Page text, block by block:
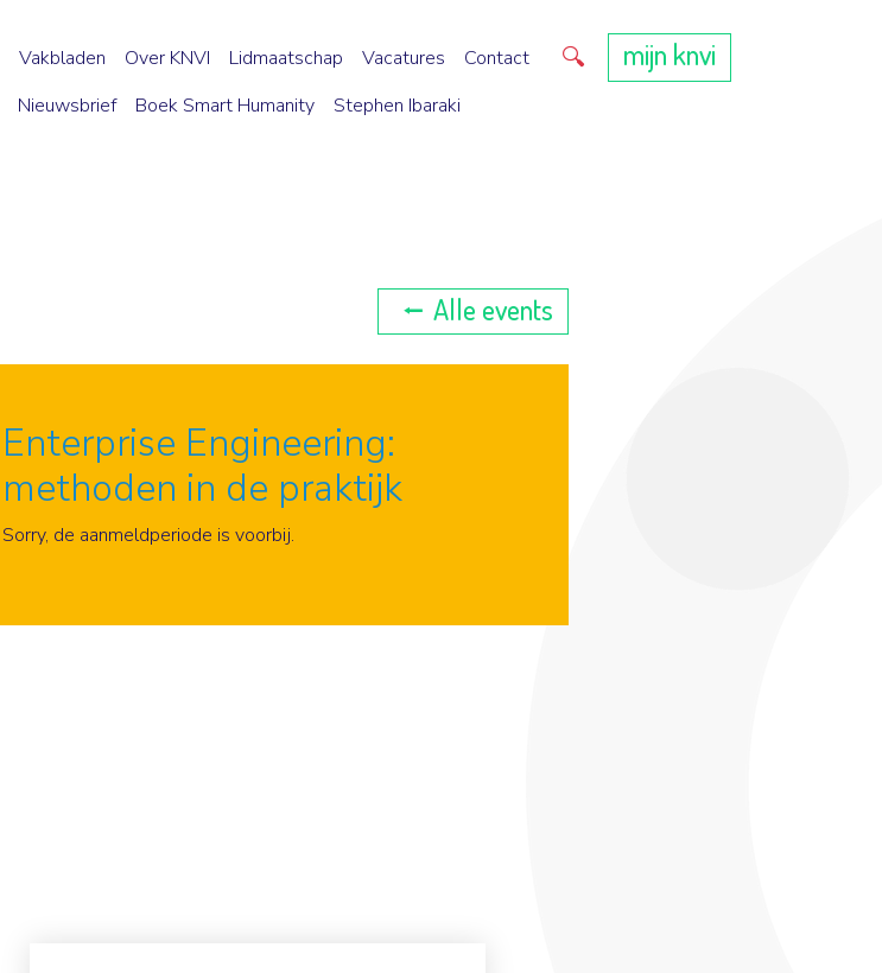
Nieuwsbrief Boek Smart Humanity Stephen Ibaraki
Vakbladen Over KNVI Lidmaatschap Vacatures Contact Direct zoeken
mijn knvi
Alle events
Enterprise Engineering:
methoden in de praktijk
Aanmelden
Sorry, de aanmeldperiode is voorbij.